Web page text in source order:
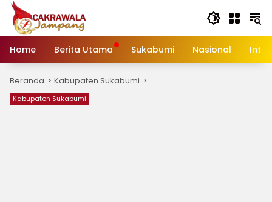
Langsung
konten
Home
Berita Utama Sukabumi Nasional
Beranda Kabupaten Sukabumi
Kabupaten Sukabumi